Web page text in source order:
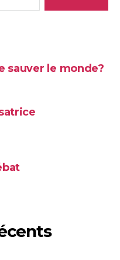
sauver le monde?